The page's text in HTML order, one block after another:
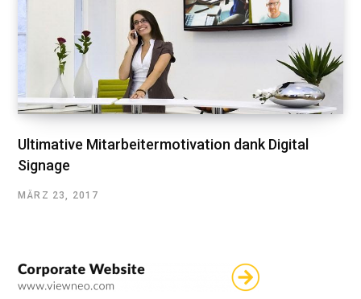
Ultimative Mitarbeitermotivation dank Digital
Signage
MÄRZ 23, 2017